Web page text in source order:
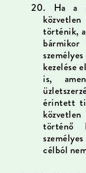
20. Ha a
történik,
bármikor
kezelése
is,
érintett
történő
célból